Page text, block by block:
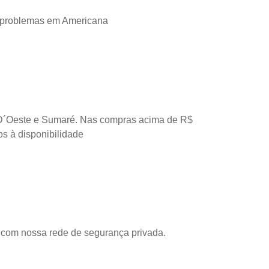
em Americana
e Sumaré. Nas compras acima de R$
à disponibilidade
nossa rede de segurança privada.